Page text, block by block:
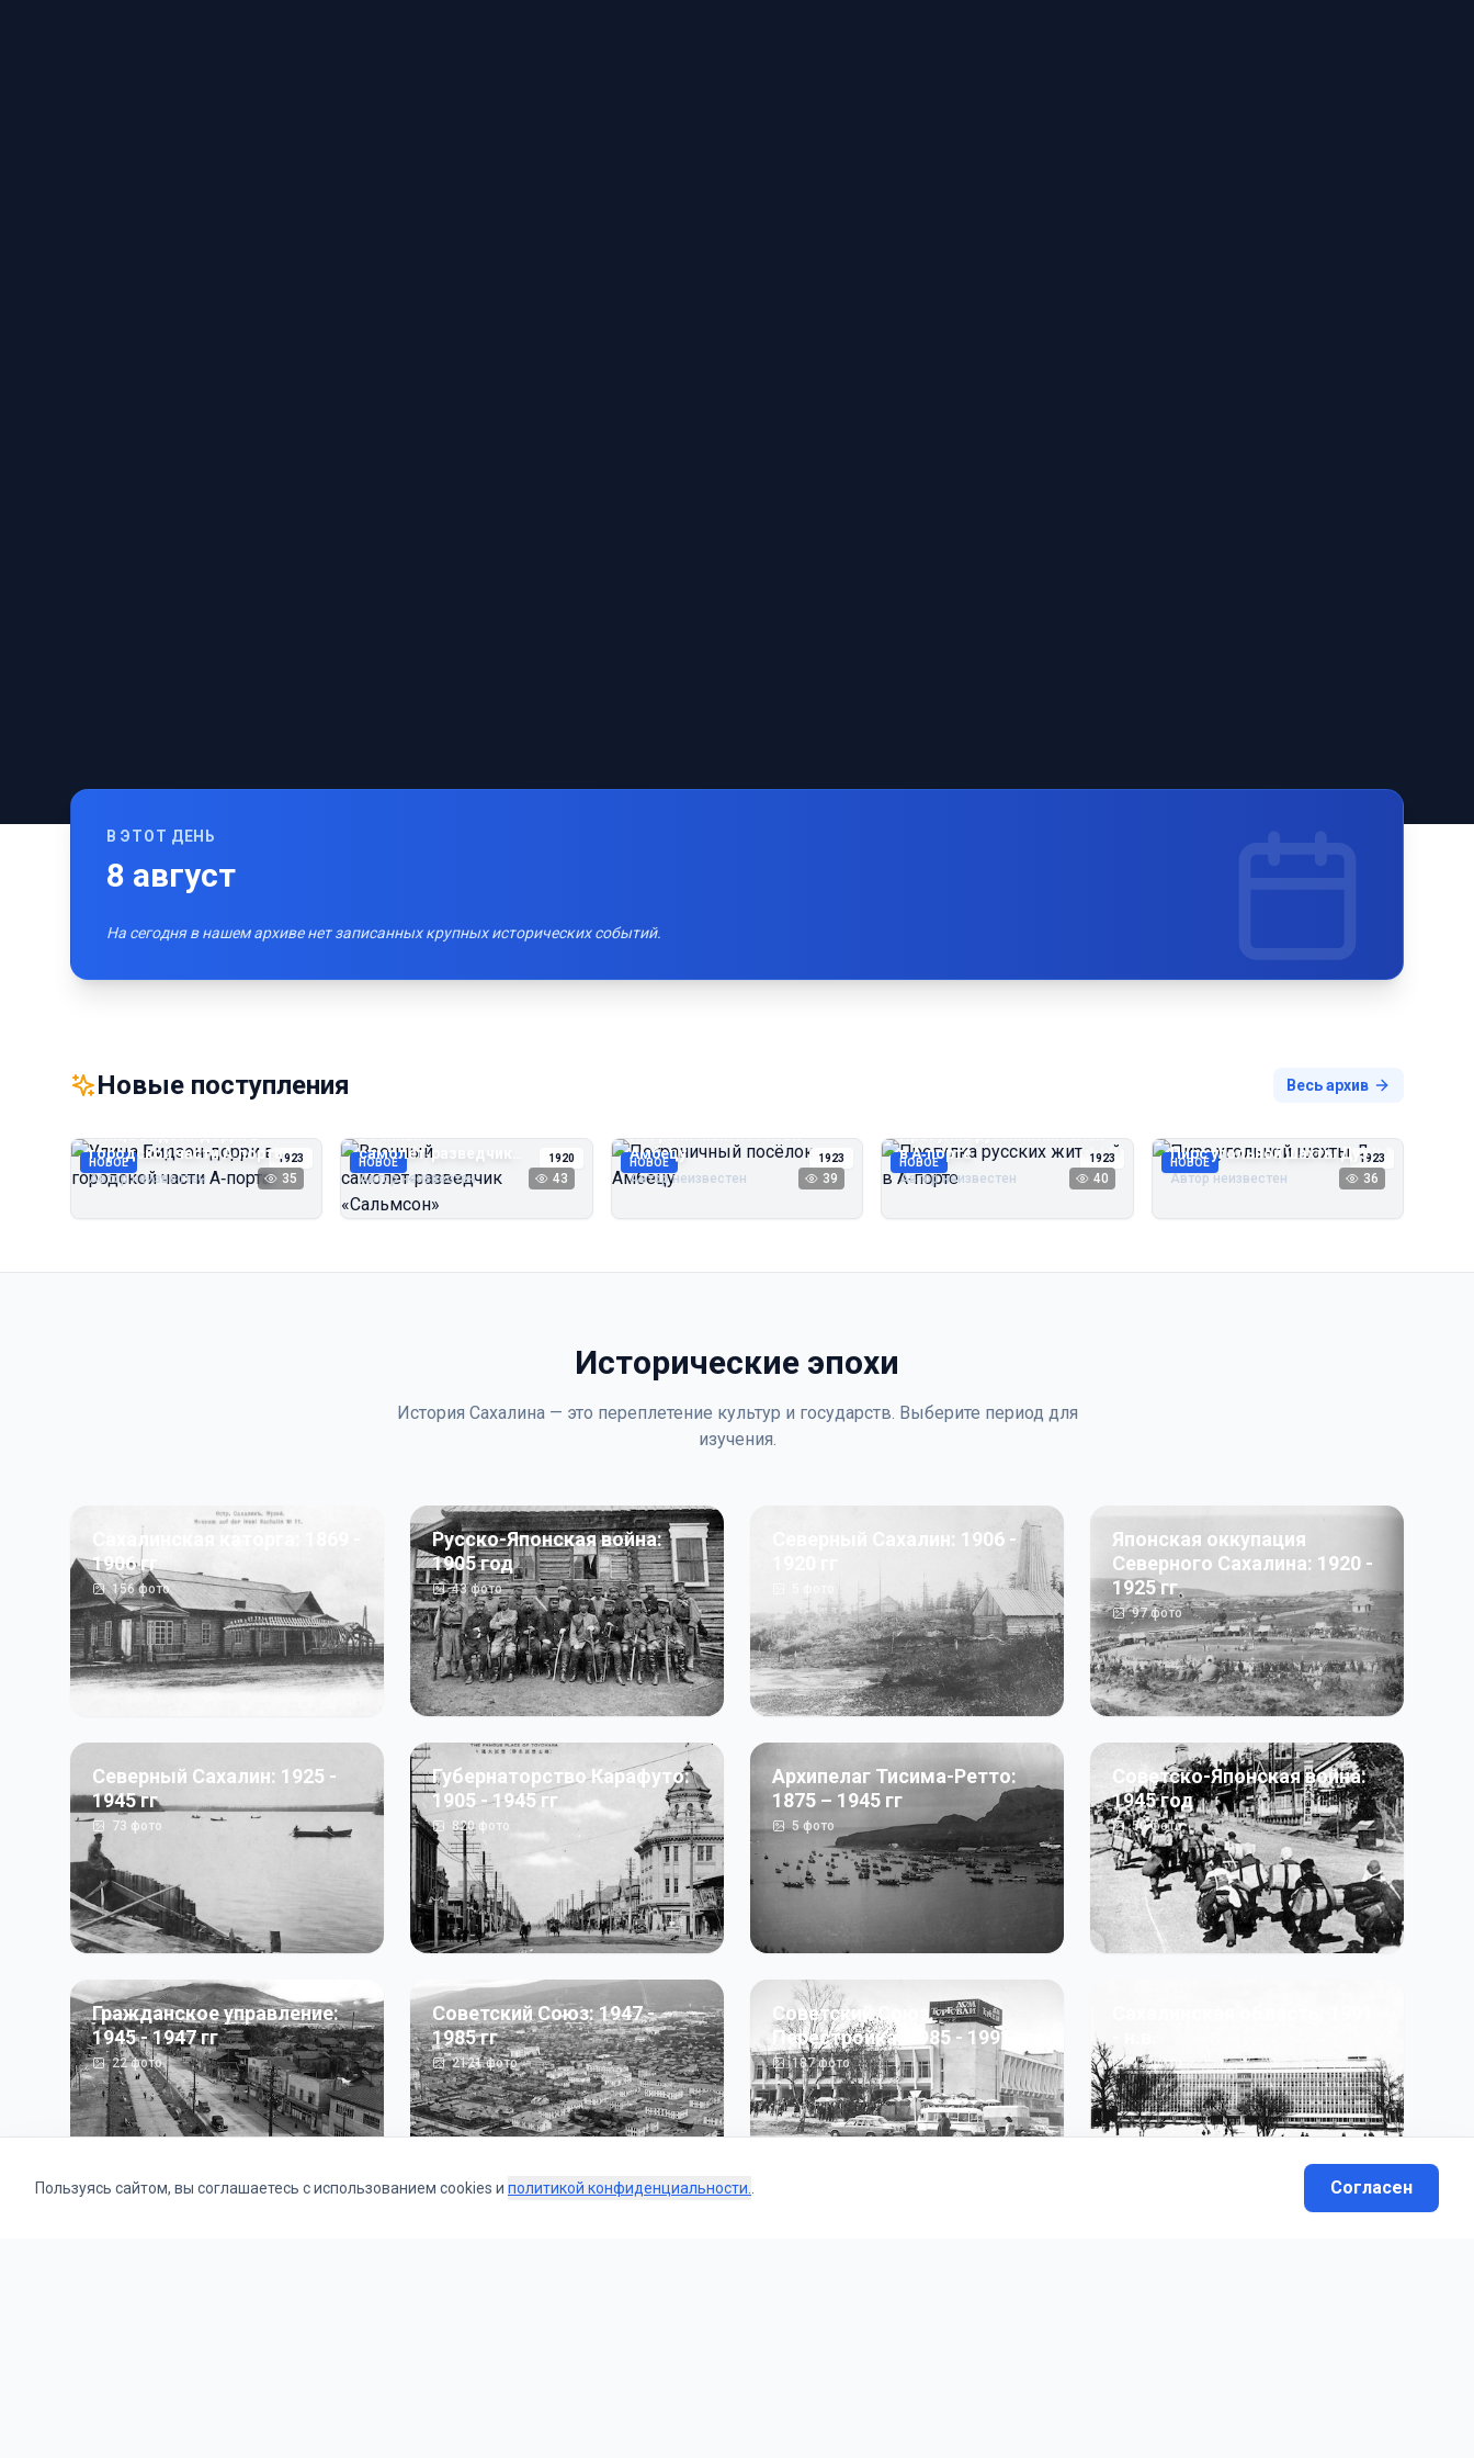
В ЭТОТ ДЕНЬ
8 август
На сегодня в нашем архиве нет записанных крупных исторических событий.
Новые поступления Весь архив
НОВОЕ 1923
Улица Бидзэн‑дорри в
городской части А‑порта
Автор неизвестен 35
НОВОЕ 1920
Военный
самолёт‑разведчик
«Сальмсон»
Автор неизвестен 43
НОВОЕ 1923
Пограничный посёлок
Амбецу
Автор неизвестен 39
НОВОЕ 1923
Прогулка русских жителей
в А‑порте
Автор неизвестен 40
НОВОЕ 1923
Пирс угольной шахты Дуэ
Автор неизвестен 36
Исторические эпохи
История Сахалина — это переплетение культур и государств. Выберите период для
изучения.
Сахалинская каторга: 1869 -
1906 гг
156фото
Русско-Японская война:
1905 год
43фото
Северный Сахалин: 1906 -
Японская оккупация
Северного Сахалина: 1920 -
1925 гг
97фото
Северный Сахалин: 1925 -
1945 гг
73 фото
Губернаторство Карафуто:
1905 - 1945 гг
820фото
Архипелаг Тисима-Ретто:
1875 – 1945 гг
5фото
Советско-Японская война:
1945 год
50фото
Гражданское управление:
1945 - 1947 гг
22фото
Советский Союз: 1947 -
1985 гг
2121фото
Советский Союз.
Перестройка: 1985 - 1991 гг
187фото 13фото
Пользуясь сайтом, вы соглашаетесь с использованием cookies и политикой конфиденциальности. Согласен